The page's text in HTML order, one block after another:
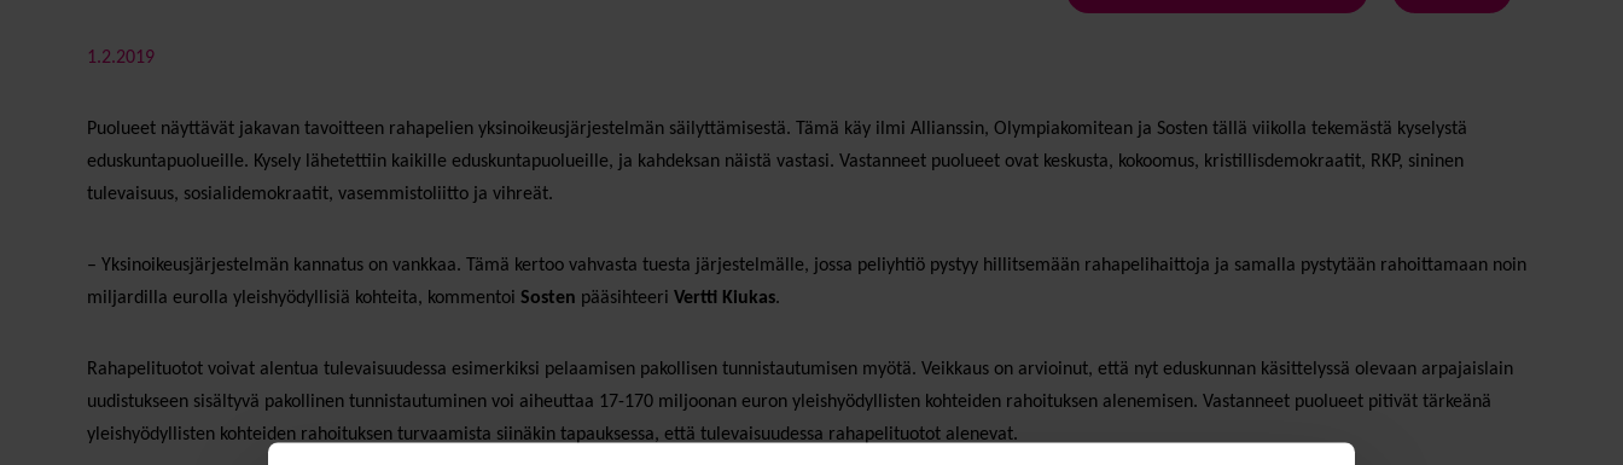
1.2.2019
Puolueet näyttävät jakavan tavoitteen rahapelien yksinoikeusjärjestelmän säilyttämisestä. Tämä käy ilmi Allianssin, Olympiakomitean ja Sosten tällä viikolla tekemästä kyselystä
eduskuntapuolueille. Kysely lähetettiin kaikille eduskuntapuolueille, ja kahdeksan näistä vastasi. Vastanneet puolueet ovat keskusta, kokoomus, kristillisdemokraatit, RKP, sininen
tulevaisuus, sosialidemokraatit, vasemmistoliitto ja vihreät.
– Yksinoikeusjärjestelmän kannatus on vankkaa. Tämä kertoo vahvasta tuesta järjestelmälle, jossa peliyhtiö pystyy hillitsemään rahapelihaittoja ja samalla pystytään rahoittamaan noin
miljardilla eurolla yleishyödyllisiä kohteita, kommentoi Sosten pääsihteeri Vertti Kiukas.
Rahapelituotot voivat alentua tulevaisuudessa esimerkiksi pelaamisen pakollisen tunnistautumisen myötä. Veikkaus on arvioinut, että nyt eduskunnan käsittelyssä olevaan arpajaislain
uudistukseen sisältyvä pakollinen tunnistautuminen voi aiheuttaa 17-170 miljoonan euron yleishyödyllisten kohteiden rahoituksen alenemisen. Vastanneet puolueet pitivät tärkeänä
yleishyödyllisten kohteiden rahoituksen turvaamista siinäkin tapauksessa, että tulevaisuudessa rahapelituotot alenevat.